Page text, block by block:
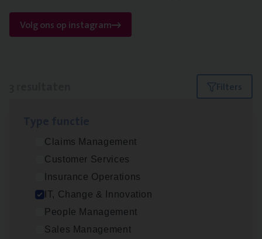
Volg ons op instagram
Filters
Claims Management
Customer Services
Insurance Operations
IT, Change & Innovation
People Management
Sales Management
Test Ana­lyst
IT, Change & Innovation
Antwerpen
(Agi­le)IT Pro­ject Manager